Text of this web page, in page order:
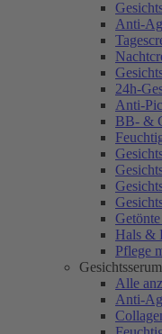
Anti-
24h-
Anti-
BB- &
Hals &
Pflege
Gesichtsserum
Alle
Anti-